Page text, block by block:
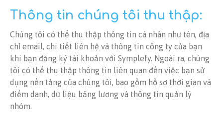
Thông tin chúng tôi thu thập:
Chúng tôi có thể thu thập thông tin cá nhân như tên, địa
chỉ email, chi tiết liên hệ và thông tin công ty của bạn
khi bạn đăng ký tài khoản với Symplefy. Ngoài ra, chúng
tôi có thể thu thập thông tin liên quan đến việc bạn sử
dụng nền tảng của chúng tôi, bao gồm hồ sơ thời gian và
điểm danh, dữ liệu bảng lương và thông tin quản lý
nhóm.